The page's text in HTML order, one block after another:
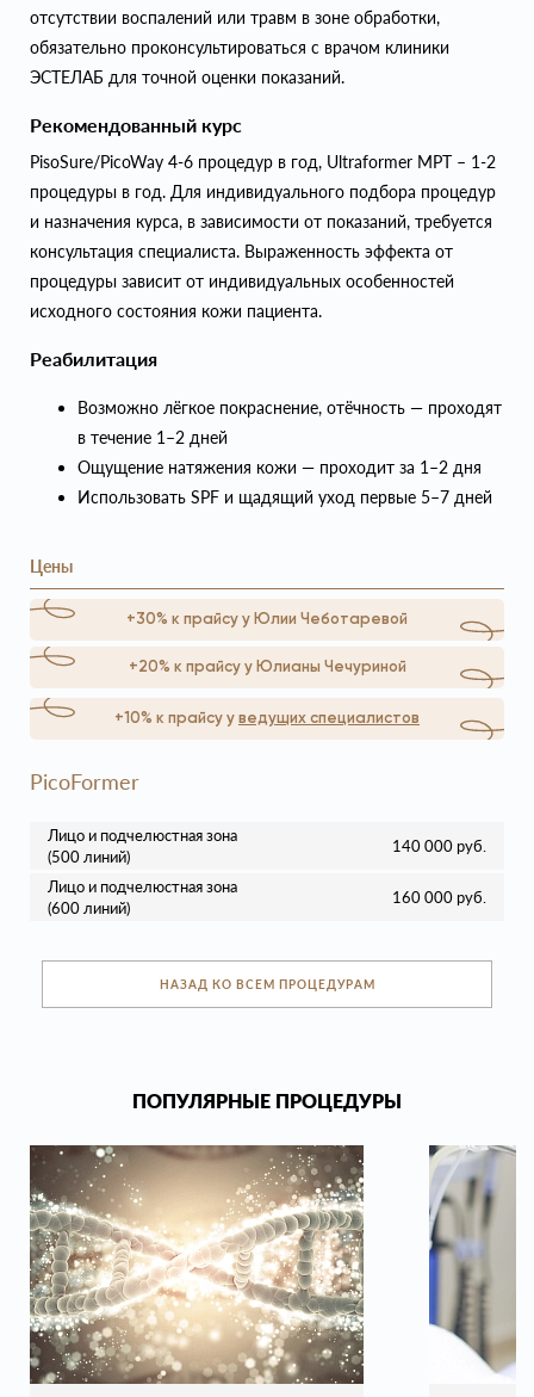
отсутствии воспалений или травм в зоне обработки,
обязательно проконсультироваться с врачом клиники
ЭСТЕЛАБ для точной оценки показаний.
Рекомендованный курс
PisoSure/PicoWay 4-6 процедур в год, Ultraformer MPT – 1-2
процедуры в год. Для индивидуального подбора процедур
и назначения курса, в зависимости от показаний, требуется
консультация специалиста. Выраженность эффекта от
процедуры зависит от индивидуальных особенностей
исходного состояния кожи пациента.
Реабилитация
Возможно лёгкое покраснение, отёчность — проходят
в течение 1–2 дней
Ощущение натяжения кожи — проходит за 1–2 дня
Использовать SPF и щадящий уход первые 5–7 дней
Цены
+30% к прайсу у Юлии Чеботаревой
+20% к прайсу у Юлианы Чечуриной
+10% к прайсу у ведущих специалистов
PicoFormer
Лицо и подчелюстная зона
(500 линий)
140 000 руб.
Лицо и подчелюстная зона
(600 линий)
160 000 руб.
НАЗАД КО ВСЕМ ПРОЦЕДУРАМ
ПОПУЛЯРНЫЕ ПРОЦЕДУРЫ